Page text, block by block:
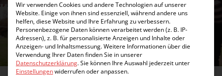
AKTUELLES
Wir verwenden Cookies und andere Technologien auf unserer
Website. Einige von ihnen sind essenziell, während andere uns
helfen, diese Website und Ihre Erfahrung zu verbessern.
Personenbezogene Daten können verarbeitet werden (z. B. IP-
Adressen), z. B. für personalisierte Anzeigen und Inhalte oder
Anzeigen- und Inhaltsmessung.Weitere Informationen über die
Verwendung Ihrer Daten finden Sie in unserer
Datenschutzerklärung.Sie können Ihre Auswahl jederzeit unter
Einstellungenwiderrufen oder anpassen.